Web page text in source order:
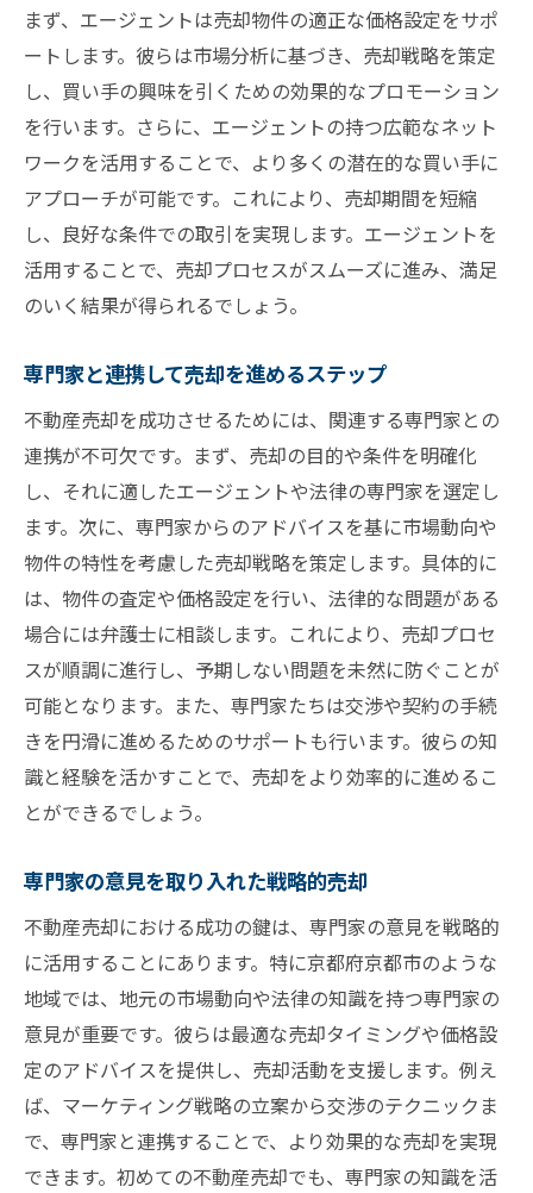
まず、エージェントは売却物件の適正な価格設定をサポ
ートします。彼らは市場分析に基づき、売却戦略を策定
し、買い手の興味を引くための効果的なプロモーション
を行います。さらに、エージェントの持つ広範なネット
ワークを活用することで、より多くの潜在的な買い手に
アプローチが可能です。これにより、売却期間を短縮
し、良好な条件での取引を実現します。エージェントを
活用することで、売却プロセスがスムーズに進み、満足
のいく結果が得られるでしょう。
専門家と連携して売却を進めるステップ
不動産売却を成功させるためには、関連する専門家との
連携が不可欠です。まず、売却の目的や条件を明確化
し、それに適したエージェントや法律の専門家を選定し
ます。次に、専門家からのアドバイスを基に市場動向や
物件の特性を考慮した売却戦略を策定します。具体的に
は、物件の査定や価格設定を行い、法律的な問題がある
場合には弁護士に相談します。これにより、売却プロセ
スが順調に進行し、予期しない問題を未然に防ぐことが
可能となります。また、専門家たちは交渉や契約の手続
きを円滑に進めるためのサポートも行います。彼らの知
識と経験を活かすことで、売却をより効率的に進めるこ
とができるでしょう。
専門家の意見を取り入れた戦略的売却
不動産売却における成功の鍵は、専門家の意見を戦略的
に活用することにあります。特に京都府京都市のような
地域では、地元の市場動向や法律の知識を持つ専門家の
意見が重要です。彼らは最適な売却タイミングや価格設
定のアドバイスを提供し、売却活動を支援します。例え
ば、マーケティング戦略の立案から交渉のテクニックま
で、専門家と連携することで、より効果的な売却を実現
できます。初めての不動産売却でも、専門家の知識を活